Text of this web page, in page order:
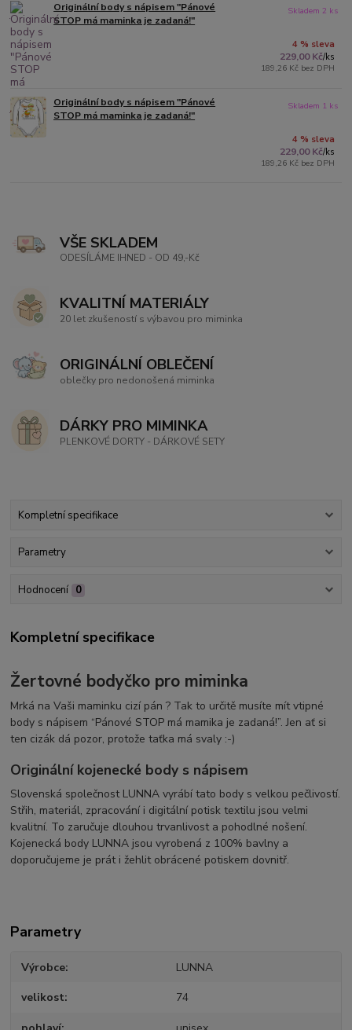
Originální body s nápisem "Pánové
STOP má maminka je zadaná!"
4 % sleva
229,00 Kč/ks
189,26 Kč bez DPH
Skladem 2 ks
Originální body s nápisem "Pánové
STOP má maminka je zadaná!"
4 % sleva
229,00 Kč/ks
189,26 Kč bez DPH
Skladem 1 ks
VŠE SKLADEM
ODESÍLÁME IHNED - OD 49,-Kč
KVALITNÍ MATERIÁLY
20 let zkušeností s výbavou pro miminka
ORIGINÁLNÍ OBLEČENÍ
oblečky pro nedonošená miminka
DÁRKY PRO MIMINKA
PLENKOVÉ DORTY - DÁRKOVÉ SETY
Kompletní specifikace
Parametry
Hodnocení 0
Kompletní specifikace
Žertovné bodyčko pro miminka
Mrká na Vaši maminku cizí pán ? Tak to určitě musíte mít vtipné
body s nápisem “Pánové STOP má mamika je zadaná!”. Jen ať si
ten cizák dá pozor, protože taťka má svaly :-)
Originální kojenecké body s nápisem
Slovenská společnost LUNNA vyrábí tato body s velkou pečlivostí.
Střih, materiál, zpracování i digitální potisk textilu jsou velmi
kvalitní. To zaručuje dlouhou trvanlivost a pohodlné nošení.
Kojenecká body LUNNA jsou vyrobená z 100% bavlny a
doporučujeme je prát i žehlit obrácené potiskem dovnitř.
Parametry
Výrobce LUNNA
velikost 74